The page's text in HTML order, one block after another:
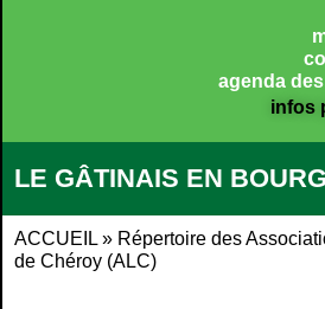
agenda
infos
LE GÂTINAIS EN
ACCUEIL » Répertoire des
de Chéroy (ALC)